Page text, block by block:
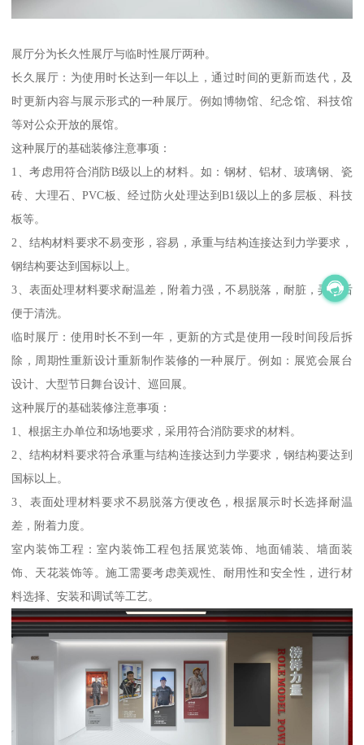
展厅分为长久性展厅与临时性展厅两种。
长久展厅：为使用时长达到一年以上，通过时间的更新而迭代，及
时更新内容与展示形式的一种展厅。例如博物馆、纪念馆、科技馆
等对公众开放的展馆。
这种展厅的基础装修注意事项：
1、考虑用符合消防B级以上的材料。如：钢材、铝材、玻璃钢、瓷
砖、大理石、PVC板、经过防火处理达到B1级以上的多层板、科技
板等。
2、结构材料要求不易变形，容易，承重与结构连接达到力学要求，
钢结构要达到国标以上。
3、表面处理材料要求耐温差，附着力强，不易脱落，耐脏，弄脏后
便于清洗。
临时展厅：使用时长不到一年，更新的方式是使用一段时间段后拆
除，周期性重新设计重新制作装修的一种展厅。例如：展览会展台
设计、大型节日舞台设计、巡回展。
这种展厅的基础装修注意事项：
1、根据主办单位和场地要求，采用符合消防要求的材料。
2、结构材料要求符合承重与结构连接达到力学要求，钢结构要达到
国标以上。
3、表面处理材料要求不易脱落方便改色，根据展示时长选择耐温
差，附着力度。
室内装饰工程：室内装饰工程包括展览装饰、地面铺装、墙面装
饰、天花装饰等。施工需要考虑美观性、耐用性和安全性，进行材
料选择、安装和调试等工艺。